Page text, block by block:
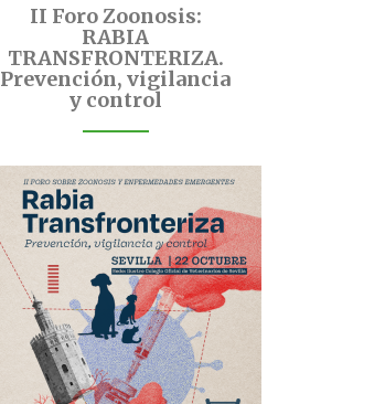
II Foro Zoonosis:
RABIA
TRANSFRONTERIZA.
Prevención, vigilancia
y control